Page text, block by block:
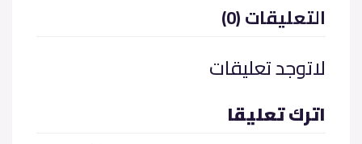
(0) التعليقات
لاتوجد تعليقات
اترك تعليقا